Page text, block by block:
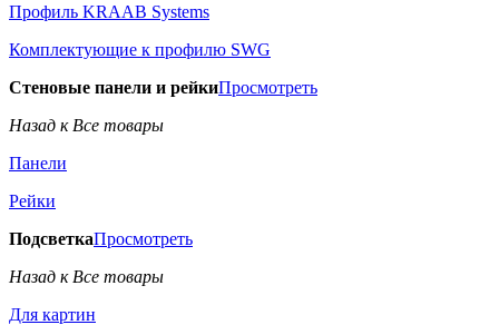
Профиль KRAAB Systems
Комплектующие к профилю SWG
Стеновые панели и рейкиПросмотреть
Назад к Все товары
Панели
Рейки
ПодсветкаПросмотреть
Назад к Все товары
Для картин